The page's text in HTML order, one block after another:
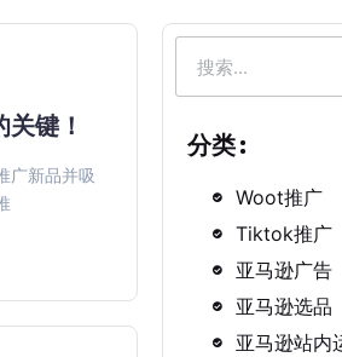
键！
广新品并吸
分类:
Woot推广
Tiktok推广
亚马逊广告
亚马逊选品
亚马逊站内